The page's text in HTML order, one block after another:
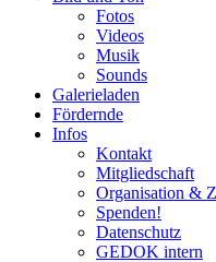
Fotos
Videos
Musik
Sounds
Galerieladen
Fördernde
Infos
Kontakt
Mitgliedschaft
Organisation &
Spenden!
Datenschutz
GEDOK intern